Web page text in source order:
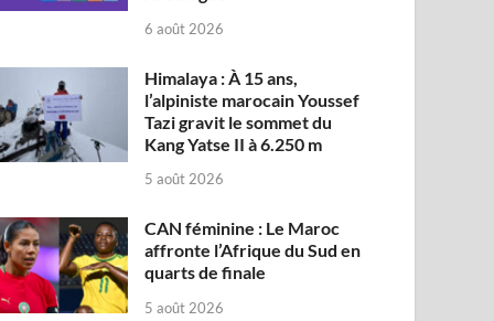
6 août 2026
Himalaya : À 15 ans,
l’alpiniste marocain Youssef
Tazi gravit le sommet du
Kang Yatse II à 6.250 m
5 août 2026
CAN féminine : Le Maroc
affronte l’Afrique du Sud en
quarts de finale
5 août 2026